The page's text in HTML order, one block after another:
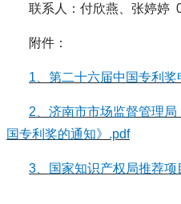
联系人：付欣燕、张婷婷
附件：
1、第二十六届中国专利
2、济南市市场监督管理
国专利奖的通知》.pdf
3、国家知识产权局推荐项